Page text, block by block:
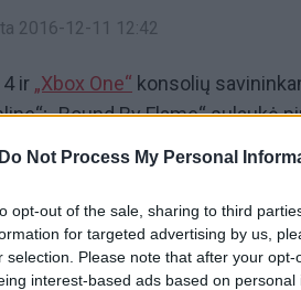
Do Not Process My Personal
opt-out of the sale, sharing to third
for targeted advertising by us,
selection. Please note that after your
interest-based ads based on
2016-12-11 12:42
4 ir „Xbox One“ konsolių
„Bound By Flame“ sulaukė
Tournament“ serijos žaidimo;
pasirodys greičiau nei
kompiuterinis žaidimas